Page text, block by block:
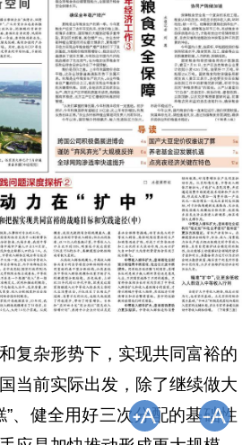
复杂形势下，实现共同富裕的
当前实际出发，除了继续做大
”、健全用好三次分配的基础性